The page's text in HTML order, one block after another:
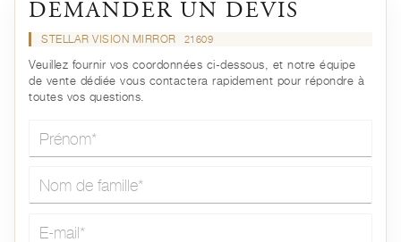
DEMANDER UN DEVIS
STELLAR VISION MIRROR 21609
Veuillez fournir vos coordonnées ci-dessous, et notre équipe
de vente dédiée vous contactera rapidement pour répondre à
toutes vos questions.